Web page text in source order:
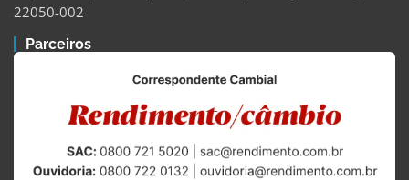
22050-002
Parceiros